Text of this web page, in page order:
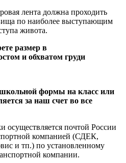
лента должна проходить
по наиболее выступающим
живота.
размер в
и обхватом груди
формы на класс или
за наш счет во все
осуществляется почтой России
компанией (СДЕК,
и тп.) по установленному
компании.